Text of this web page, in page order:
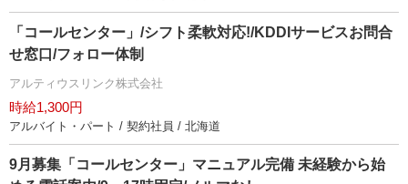
「コールセンター」/シフト柔軟対応!/KDDIサービスお問合
せ窓口/フォロー体制
アルティウスリンク株式会社
時給1,300円
アルバイト・パート / 契約社員 / 北海道
9月募集「コールセンター」マニュアル完備 未経験から始